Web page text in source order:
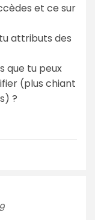
et ce sur
attributs des
que tu peux
(plus chiant
?